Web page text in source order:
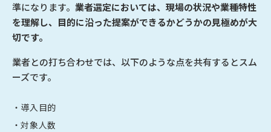
準になります。 業者選定においては、現場の状況や業種特性
を理解し、目的に沿った提案ができるかどうかの見極めが大
切です。
業者との打ち合わせでは、以下のような点を共有するとスム
ーズです。
導入目的
対象人数